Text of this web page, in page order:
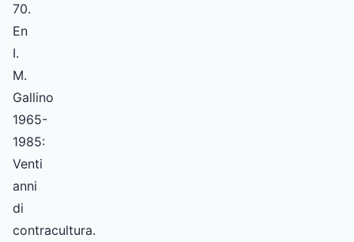
70.
En
I.
M.
Gallino
1965-
1985:
Venti
anni
di
contracultura.